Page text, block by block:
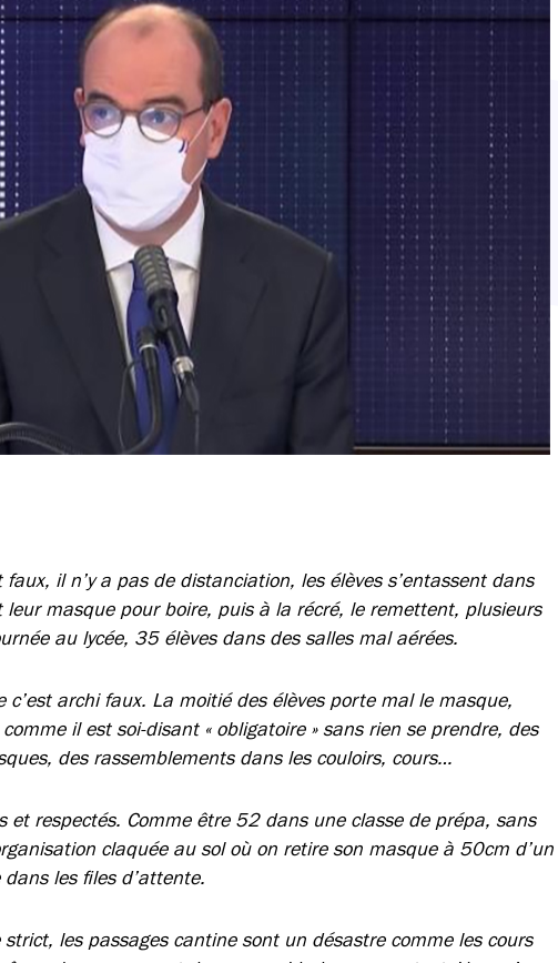
il n’y a pas de distanciation, les élèves s’entassent dans
leur masque pour boire, puis à la récré, le remettent, plusieurs
au lycée, 35 élèves dans des salles mal aérées.
archi faux. La moitié des élèves porte mal le masque,
il est soi-disant « obligatoire » sans rien se prendre, des
des rassemblements dans les couloirs, cours…
et respectés. Comme être 52 dans une classe de prépa, sans
claquée au sol où on retire son masque à 50cm d’un
les files d’attente.
les passages cantine sont un désastre comme les cours